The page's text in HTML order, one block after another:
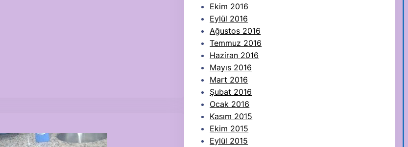
Ekim 2016
Eylül 2016
Ağustos 2016
Temmuz 2016
Haziran 2016
Mayıs 2016
Mart 2016
Şubat 2016
Ocak 2016
Kasım 2015
Ekim 2015
Eylül 2015